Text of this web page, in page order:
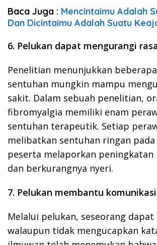
Baca Juga : Mencintaimu Adalah
Dan Dicintaimu Adalah Suatu
6. Pelukan dapat mengurangi
Penelitian menunjukkan
sentuhan mungkin mampu
sakit. Dalam sebuah penelitian,
fibromyalgia memiliki enam
sentuhan terapeutik. Setiap
melibatkan sentuhan ringan
peserta melaporkan
dan berkurangnya nyeri.
7. Pelukan membantu komunikasi
Melalui pelukan, seseorang
walaupun tidak mengucapkan